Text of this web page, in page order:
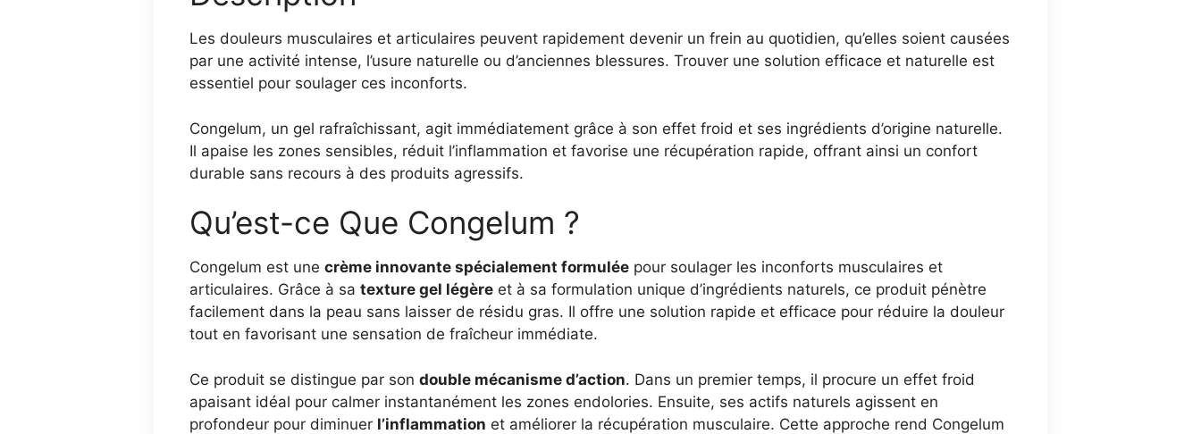
Les douleurs musculaires et articulaires peuvent rapidement devenir un frein au quotidien, qu’elles soient causées
par une activité intense, l’usure naturelle ou d’anciennes blessures. Trouver une solution efficace et naturelle est
essentiel pour soulager ces inconforts.
Congelum, un gel rafraîchissant, agit immédiatement grâce à son effet froid et ses ingrédients d’origine naturelle.
Il apaise les zones sensibles, réduit l’inflammation et favorise une récupération rapide, offrant ainsi un confort
durable sans recours à des produits agressifs.
Qu’est-ce Que Congelum ?
Congelum est une crème innovante spécialement formulée pour soulager les inconforts musculaires et
articulaires. Grâce à sa texture gel légère et à sa formulation unique d’ingrédients naturels, ce produit pénètre
facilement dans la peau sans laisser de résidu gras. Il offre une solution rapide et efficace pour réduire la douleur
tout en favorisant une sensation de fraîcheur immédiate.
Ce produit se distingue par son double mécanisme d’action. Dans un premier temps, il procure un effet froid
apaisant idéal pour calmer instantanément les zones endolories. Ensuite, ses actifs naturels agissent en
profondeur pour diminuer l’inflammation et améliorer la récupération musculaire. Cette approche rend Congelum